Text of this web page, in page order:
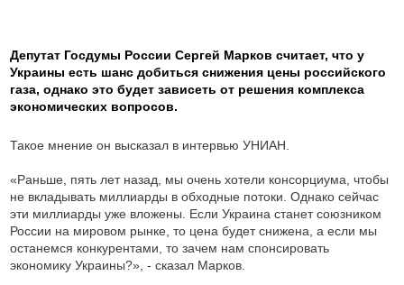
Депутат Госдумы России Сергей Марков считает, что у
Украины есть шанс добиться снижения цены российского
газа, однако это будет зависеть от решения комплекса
экономических вопросов.
Такое мнение он высказал в интервью УНИАН.
«Раньше, пять лет назад, мы очень хотели консорциума, чтобы
не вкладывать миллиарды в обходные потоки. Однако сейчас
эти миллиарды уже вложены. Если Украина станет союзником
России на мировом рынке, то цена будет снижена, а если мы
останемся конкурентами, то зачем нам спонсировать
экономику Украины?», - сказал Марков.